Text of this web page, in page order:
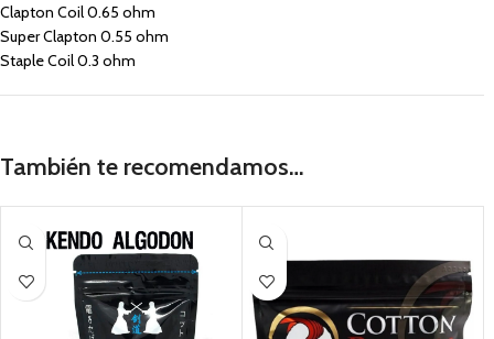
Clapton Coil 0.65 ohm
Super Clapton 0.55 ohm
Staple Coil 0.3 ohm
También te recomendamos…